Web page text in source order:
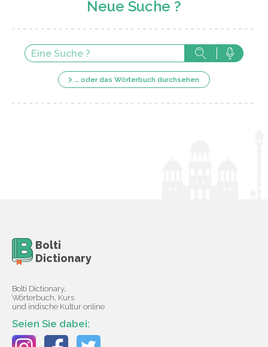
Neue Suche ?
… oder das Wörterbuch durchsehen
Bolti
Dictionary
Bolti Dictionary,
Wörterbuch, Kurs
und indische Kultur online
Seien Sie dabei: